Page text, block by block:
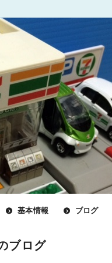
ブログ
基本情報 ブログ